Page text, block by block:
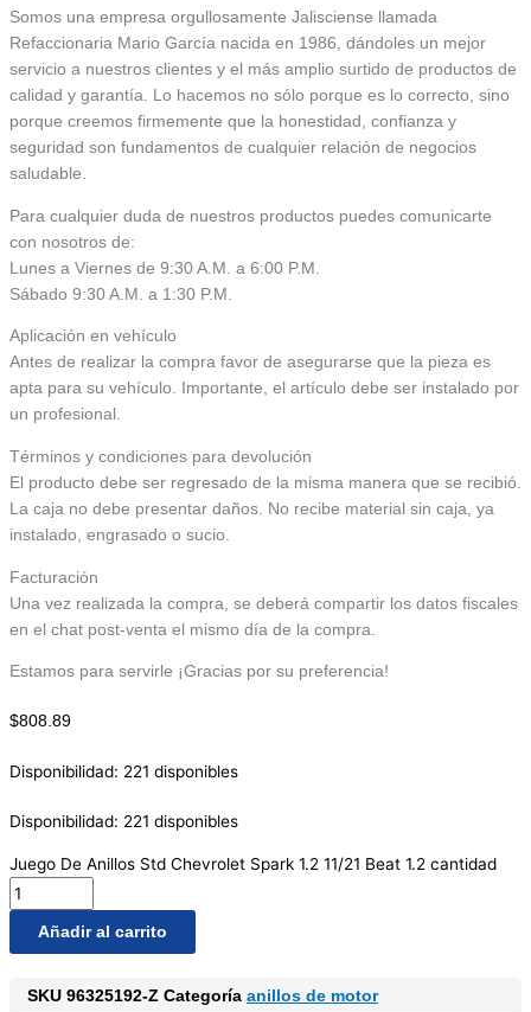
Somos una empresa orgullosamente Jalisciense llamada
Refaccionaria Mario García nacida en 1986, dándoles un mejor
servicio a nuestros clientes y el más amplio surtido de productos de
calidad y garantía. Lo hacemos no sólo porque es lo correcto, sino
porque creemos firmemente que la honestidad, confianza y
seguridad son fundamentos de cualquier relación de negocios
saludable.
Para cualquier duda de nuestros productos puedes comunicarte
con nosotros de:
Lunes a Viernes de 9:30 A.M. a 6:00 P.M.
Sábado 9:30 A.M. a 1:30 P.M.
Aplicación en vehículo
Antes de realizar la compra favor de asegurarse que la pieza es
apta para su vehículo. Importante, el artículo debe ser instalado por
un profesional.
Términos y condiciones para devolución
El producto debe ser regresado de la misma manera que se recibió.
La caja no debe presentar daños. No recibe material sin caja, ya
instalado, engrasado o sucio.
Facturación
Una vez realizada la compra, se deberá compartir los datos fiscales
en el chat post-venta el mismo día de la compra.
Estamos para servirle ¡Gracias por su preferencia!
$808.89
Disponibilidad: 221 disponibles
Disponibilidad: 221 disponibles
Juego De Anillos Std Chevrolet Spark 1.2 11/21 Beat 1.2 cantidad
Añadir al carrito
SKU 96325192-Z Categoría anillos de motor